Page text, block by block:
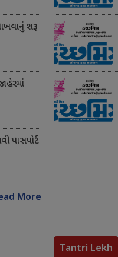
શરૂ
પાસપોર્ટ
More
Tantri Lekh